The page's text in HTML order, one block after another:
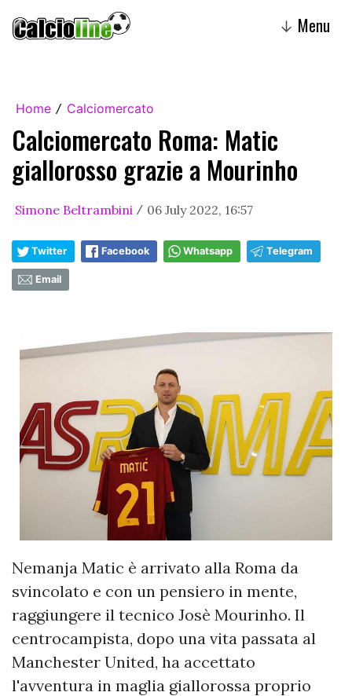
↓ Menu
Home / Calciomercato
Calciomercato Roma: Matic
giallorosso grazie a Mourinho
Simone Beltrambini / 06 July 2022, 16:57
Twitter Facebook Whatsapp Telegram
Email
Nemanja Matic è arrivato alla Roma da
svincolato e con un pensiero in mente,
raggiungere il tecnico Josè Mourinho. Il
centrocampista, dopo una vita passata al
Manchester United, ha accettato
l'avventura in maglia giallorossa proprio